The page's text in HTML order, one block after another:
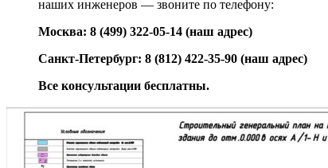
наших инженеров — звоните по телефону:
Москва: 8 (499) 322-05-14 (наш адрес)
Санкт-Петербург: 8 (812) 422-35-90 (наш адрес)
Все консультации бесплатны.